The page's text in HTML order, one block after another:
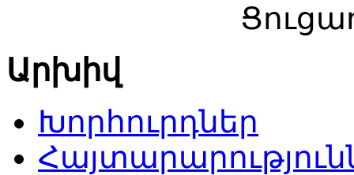
Արխիվ
Խորհուրդներ